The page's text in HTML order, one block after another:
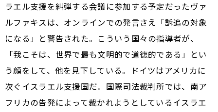
ラエル支援を糾弾する会議に参加する予定だったヴァ
ルファキスは、オンラインでの発言さえ「訴追の対象
になる」と警告された。こういう国々の指導者が、
「我こそは、世界で最も文明的で道徳的である」とい
う顔をして、他を見下している。ドイツはアメリカに
次ぐイスラエル支援国だ。国際司法裁判所では、南ア
フリカの告発によって裁かれようとしているイスラエ